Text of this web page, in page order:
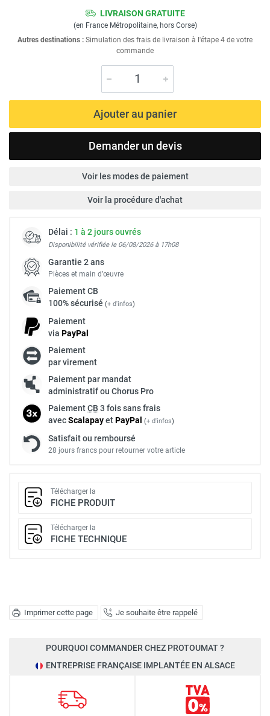
Imprimer cette page Je souhaite être rappelé
LIVRAISON GRATUITE
(en France Métropolitaine, hors Corse)
Autres destinations : Simulation des frais de livraison à l'étape 4 de votre
commande
Ajouter au panier
Demander un devis
Voir les modes de paiement
Voir la procédure d'achat
Délai : 1 à 2 jours ouvrés
Disponibilité vérifiée le 06/08/2026 à 17h08
Garantie 2 ans
Pièces et main d’œuvre
PaiementCB
100% sécurisé (+ d'infos)
Paiement
via PayPal
Paiement
par virement
Paiement par mandat
administratif ou Chorus Pro
PaiementCB 3 fois sans frais
avecScalapayetPayPal (+ d'infos)
Satisfait ou remboursé
28 jours francs pour retourner votre article
Télécharger la
FICHE PRODUIT
Télécharger la
FICHE TECHNIQUE
POURQUOI COMMANDER CHEZ PROTOUMAT ?
ENTREPRISE FRANÇAISE IMPLANTÉE EN ALSACE